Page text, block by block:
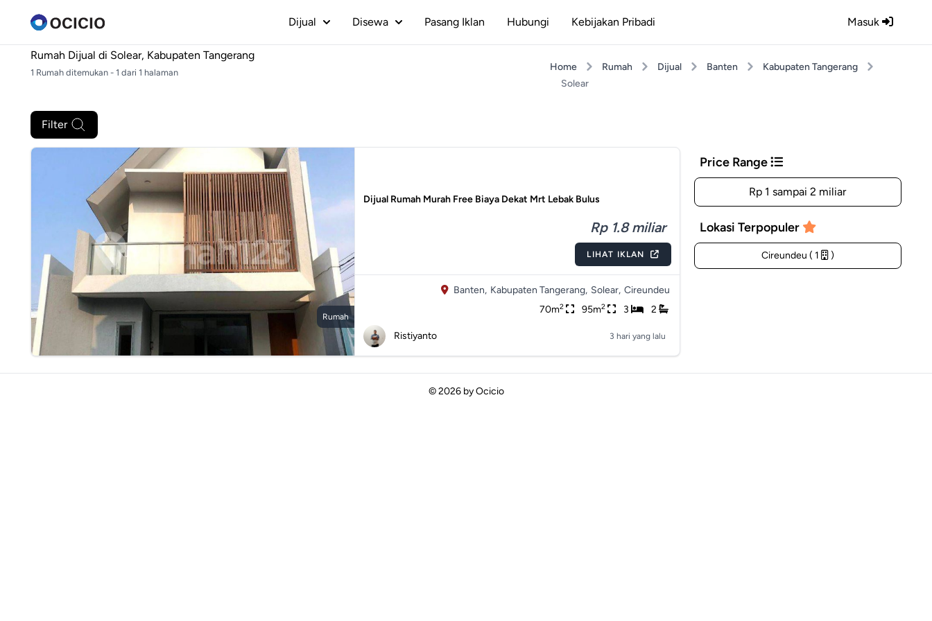
Masuk
Dijual Disewa Pasang Iklan Hubungi Kebijakan Pribadi
Rumah Dijual di Solear, Kabupaten Tangerang
1 Rumah ditemukan - 1 dari 1 halaman Home Rumah Dijual Banten
Kabupaten Tangerang
Solear
Filter
Rumah
Dijual Rumah Murah Free Biaya Dekat Mrt Lebak Bulus
Rp 1.8 miliar
LIHAT IKLAN
Banten, Kabupaten Tangerang, Solear, Cireundeu
70m2 95m2 3 2
Ristiyanto 3 hari yang lalu
Price Range
Rp 1 sampai 2 miliar
Lokasi Terpopuler
Cireundeu ( 1 )
© 2026 byOcicio